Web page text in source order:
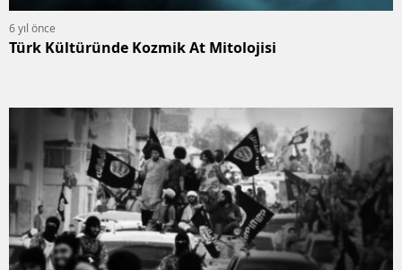
6 yıl önce
Türk Kültüründe Kozmik At Mitolojisi